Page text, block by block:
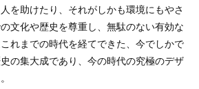
を助けたり、それがしかも環境にもやさ
文化や歴史を尊重し、無駄のない有効な
れまでの時代を経てできた、今でしかで
の集大成であり、今の時代の究極のデザ